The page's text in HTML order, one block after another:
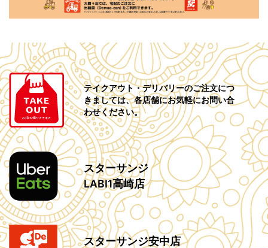
テイクアウト・デリバリーのご注文につ
きましては、各店舗にお気軽にお問い合
わせください。
スターサンジ
LABI1高崎店
スターサンジ安中店